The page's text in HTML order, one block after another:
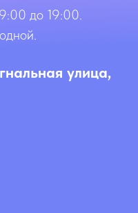
до 19:00.
улица,